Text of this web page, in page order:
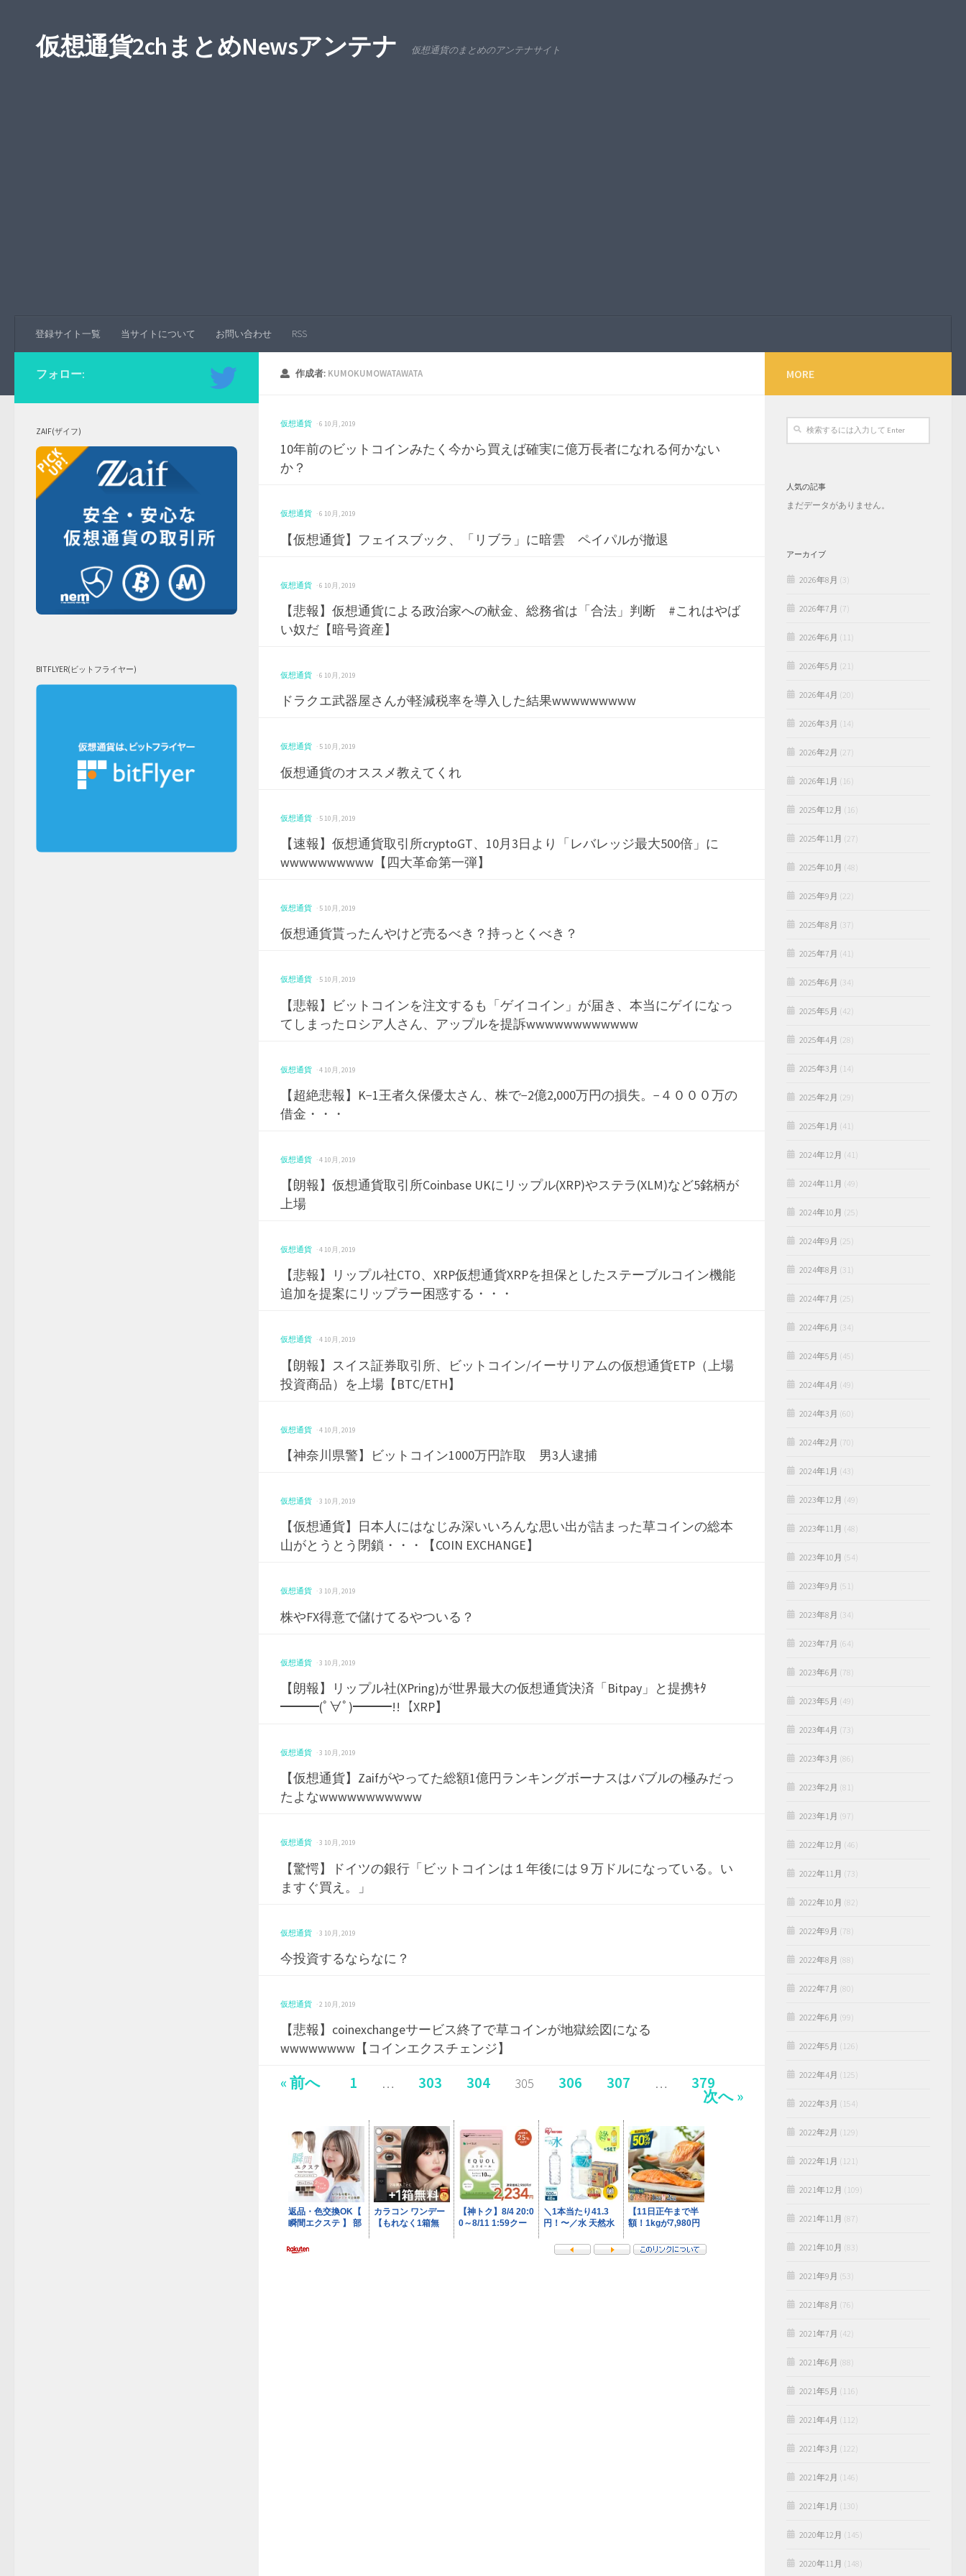
仮想通貨2chまとめNewsアンテナ 仮想通貨のまとめのアンテナサイト
登録サイト一覧 当サイトについて お問い合わせ RSS
作成者: KUMOKUMOWATAWATA
仮想通貨 · 6 10月, 2019
10年前のビットコインみたく今から買えば確実に億万長者になれる何かない
か？
仮想通貨 · 6 10月, 2019
【仮想通貨】フェイスブック、「リブラ」に暗雲 ペイパルが撤退
仮想通貨 · 6 10月, 2019
【悲報】仮想通貨による政治家への献金、総務省は「合法」判断 #これはやば
い奴だ【暗号資産】
仮想通貨 · 6 10月, 2019
ドラクエ武器屋さんが軽減税率を導入した結果wwwwwwwww
仮想通貨 · 5 10月, 2019
仮想通貨のオススメ教えてくれ
仮想通貨 · 5 10月, 2019
【速報】仮想通貨取引所cryptoGT、10月3日より「レバレッジ最大500倍」に
wwwwwwwwww【四大革命第一弾】
仮想通貨 · 5 10月, 2019
仮想通貨貰ったんやけど売るべき？持っとくべき？
仮想通貨 · 5 10月, 2019
【悲報】ビットコインを注文するも「ゲイコイン」が届き、本当にゲイになっ
てしまったロシア人さん、アップルを提訴wwwwwwwwwwww
仮想通貨 · 4 10月, 2019
【超絶悲報】K−1王者久保優太さん、株で−2億2,000万円の損失。−４０００万の
借金・・・
仮想通貨 · 4 10月, 2019
【朗報】仮想通貨取引所Coinbase UKにリップル(XRP)やステラ(XLM)など5銘柄が
上場
仮想通貨 · 4 10月, 2019
【悲報】リップル社CTO、XRP仮想通貨XRPを担保としたステーブルコイン機能
追加を提案にリップラー困惑する・・・
仮想通貨 · 4 10月, 2019
【朗報】スイス証券取引所、ビットコイン/イーサリアムの仮想通貨ETP（上場
投資商品）を上場【BTC/ETH】
仮想通貨 · 4 10月, 2019
【神奈川県警】ビットコイン1000万円詐取 男3人逮捕
仮想通貨 · 3 10月, 2019
【仮想通貨】日本人にはなじみ深いいろんな思い出が詰まった草コインの総本
山がとうとう閉鎖・・・【COIN EXCHANGE】
仮想通貨 · 3 10月, 2019
株やFX得意で儲けてるやついる？
仮想通貨 · 3 10月, 2019
【朗報】リップル社(XPring)が世界最大の仮想通貨決済「Bitpay」と提携ｷﾀ
━━━(ﾟ∀ﾟ)━━━!!【XRP】
仮想通貨 · 3 10月, 2019
【仮想通貨】Zaifがやってた総額1億円ランキングボーナスはバブルの極みだっ
たよなwwwwwwwwwww
仮想通貨 · 3 10月, 2019
【驚愕】ドイツの銀行「ビットコインは１年後には９万ドルになっている。い
ますぐ買え。」
仮想通貨 · 3 10月, 2019
今投資するならなに？
仮想通貨 · 2 10月, 2019
【悲報】coinexchangeサービス終了で草コインが地獄絵図になる
wwwwwwww【コインエクスチェンジ】
« 前へ 1 … 303 304 305 306 307 … 379
次へ »
フォロー:
ZAIF(ザイフ)
BITFLYER(ビットフライヤー)
MORE
人気の記事
まだデータがありません。
アーカイブ
2026年8月 (3)
2026年7月 (7)
2026年6月 (11)
2026年5月 (21)
2026年4月 (20)
2026年3月 (14)
2026年2月 (27)
2026年1月 (16)
2025年12月 (16)
2025年11月 (27)
2025年10月 (48)
2025年9月 (22)
2025年8月 (37)
2025年7月 (41)
2025年6月 (34)
2025年5月 (42)
2025年4月 (28)
2025年3月 (14)
2025年2月 (29)
2025年1月 (41)
2024年12月 (41)
2024年11月 (49)
2024年10月 (25)
2024年9月 (25)
2024年8月 (31)
2024年7月 (25)
2024年6月 (34)
2024年5月 (45)
2024年4月 (49)
2024年3月 (60)
2024年2月 (70)
2024年1月 (43)
2023年12月 (49)
2023年11月 (48)
2023年10月 (54)
2023年9月 (51)
2023年8月 (34)
2023年7月 (64)
2023年6月 (78)
2023年5月 (49)
2023年4月 (73)
2023年3月 (86)
2023年2月 (81)
2023年1月 (97)
2022年12月 (46)
2022年11月 (73)
2022年10月 (82)
2022年9月 (78)
2022年8月 (88)
2022年7月 (80)
2022年6月 (99)
2022年5月 (126)
2022年4月 (125)
2022年3月 (154)
2022年2月 (129)
2022年1月 (121)
2021年12月 (109)
2021年11月 (87)
2021年10月 (83)
2021年9月 (53)
2021年8月 (76)
2021年7月 (42)
2021年6月 (88)
2021年5月 (116)
2021年4月 (112)
2021年3月 (122)
2021年2月 (146)
2021年1月 (130)
2020年12月 (145)
2020年11月 (148)